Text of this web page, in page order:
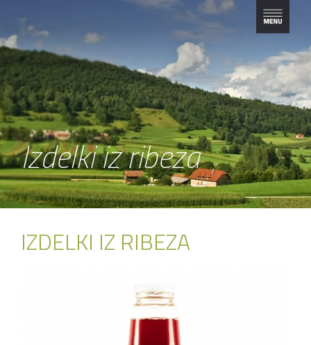
Izdelki iz ribeza
IZDELKI IZ RIBEZA